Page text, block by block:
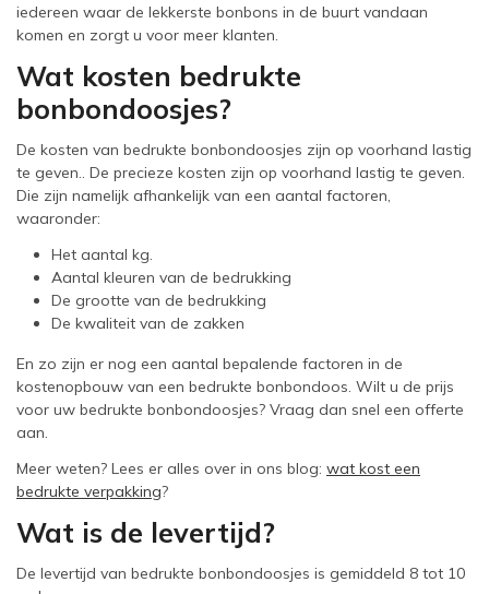
iedereen waar de lekkerste bonbons in de buurt vandaan
komen en zorgt u voor meer klanten.
Wat kosten bedrukte
bonbondoosjes?
De kosten van bedrukte bonbondoosjes zijn op voorhand lastig
te geven.. De precieze kosten zijn op voorhand lastig te geven.
Die zijn namelijk afhankelijk van een aantal factoren,
waaronder:
Het aantal kg.
Aantal kleuren van de bedrukking
De grootte van de bedrukking
De kwaliteit van de zakken
En zo zijn er nog een aantal bepalende factoren in de
kostenopbouw van een bedrukte bonbondoos. Wilt u de prijs
voor uw bedrukte bonbondoosjes? Vraag dan snel een offerte
aan.
Meer weten? Lees er alles over in ons blog: wat kost een
bedrukte verpakking?
Wat is de levertijd?
De levertijd van bedrukte bonbondoosjes is gemiddeld 8 tot 10